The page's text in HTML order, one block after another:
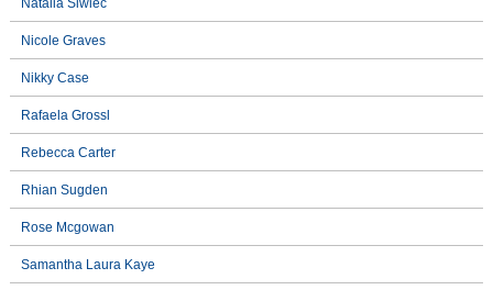
Natalia Siwiec
Nicole Graves
Nikky Case
Rafaela Grossl
Rebecca Carter
Rhian Sugden
Rose Mcgowan
Samantha Laura Kaye